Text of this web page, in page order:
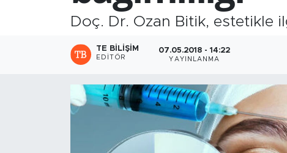
Doç. Dr. Ozan Bitik, estetikle
TE BILIŞIM
EDITÖR
07.05.2018 - 14:22
YAYINLANMA
Moda-Magazin-Eğlence
Tüm Manşetler
Son Dakika Haberleri